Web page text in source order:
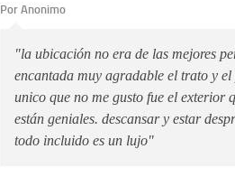
Por Anonimo
"la ubicación no era de las mejores
encantada muy agradable el trato y el
unico que no me gusto fue el exterior
están geniales. descansar y estar
todo incluido es un lujo"